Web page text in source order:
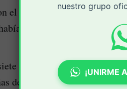
el reporte de la Secretaría
reportado 17 casos de
casos se convierte en el
de prevención que se han
nuestro grupo
¡UNIRME